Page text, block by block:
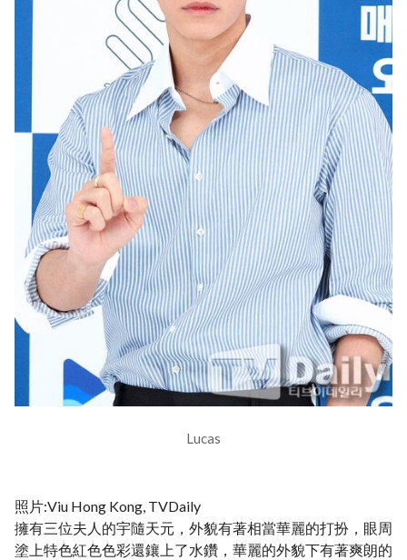
Lucas
照片:Viu Hong Kong, TVDaily
擁有三位夫人的宇隨天元，外貌有著相當華麗的打扮，眼周
塗上特色紅色色彩還鑲上了水鑽，華麗的外貌下有著爽朗的